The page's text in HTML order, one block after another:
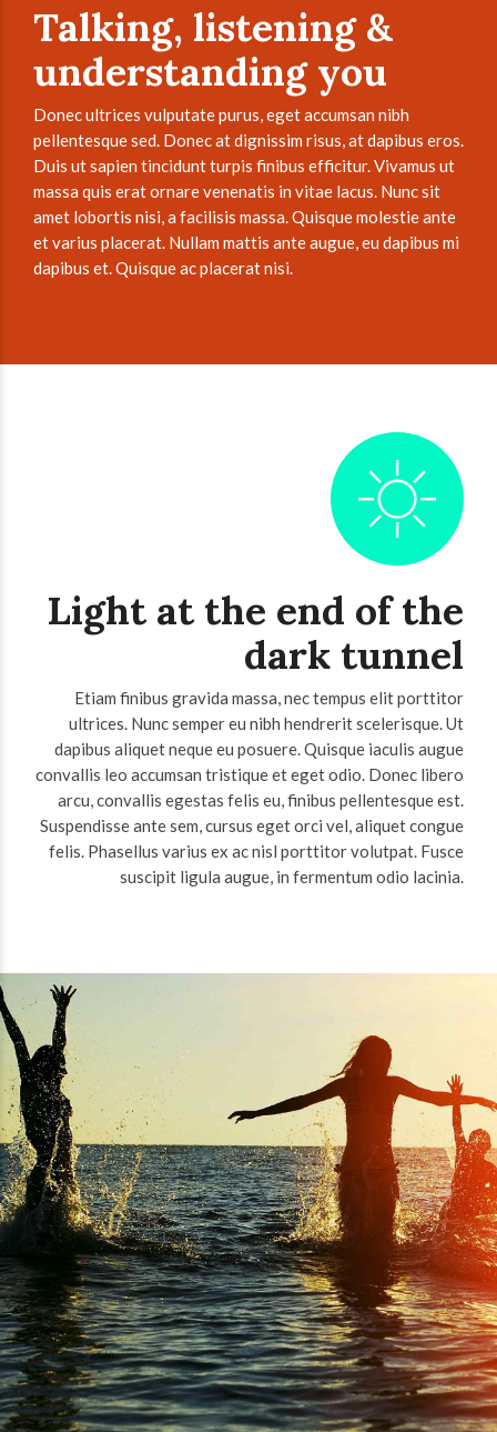
Talking, listening &
understanding you
Donec ultrices vulputate purus, eget accumsan nibh
pellentesque sed. Donec at dignissim risus, at dapibus eros.
Duis ut sapien tincidunt turpis finibus efficitur. Vivamus ut
massa quis erat ornare venenatis in vitae lacus. Nunc sit
amet lobortis nisi, a facilisis massa. Quisque molestie ante
et varius placerat. Nullam mattis ante augue, eu dapibus mi
dapibus et. Quisque ac placerat nisi.
Light at the end of the
dark tunnel
Etiam finibus gravida massa, nec tempus elit porttitor
ultrices. Nunc semper eu nibh hendrerit scelerisque. Ut
dapibus aliquet neque eu posuere. Quisque iaculis augue
convallis leo accumsan tristique et eget odio. Donec libero
arcu, convallis egestas felis eu, finibus pellentesque est.
Suspendisse ante sem, cursus eget orci vel, aliquet congue
felis. Phasellus varius ex ac nisl porttitor volutpat. Fusce
suscipit ligula augue, in fermentum odio lacinia.